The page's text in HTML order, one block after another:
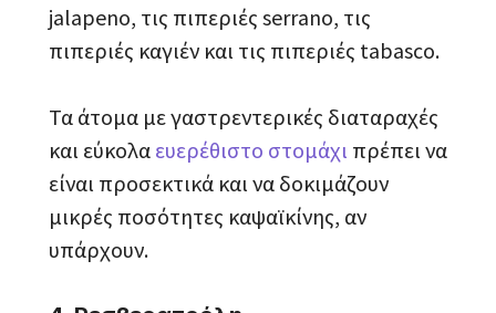
jalapeno, τις πιπεριές serrano, τις
πιπεριές καγιέν και τις πιπεριές tabasco.
Τα άτομα με γαστρεντερικές διαταραχές
και εύκολα ευερέθιστο στομάχι πρέπει να
είναι προσεκτικά και να δοκιμάζουν
μικρές ποσότητες καψαϊκίνης, αν
υπάρχουν.